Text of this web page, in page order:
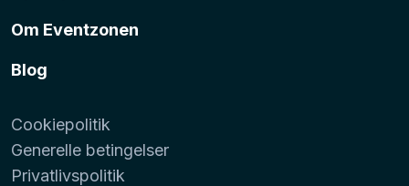
Om Eventzonen
Blog
Cookiepolitik
Generelle betingelser
Privatlivspolitik